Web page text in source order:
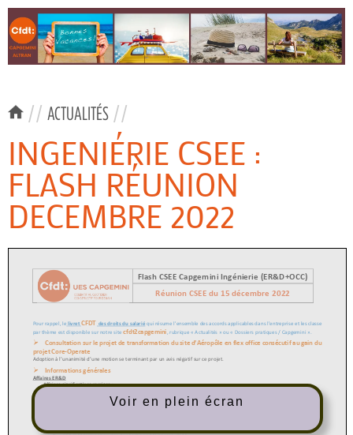
// ACTUALITÉS //
INGENIÉRIE CSEE :
FLASH RÉUNION
DECEMBRE 2022
Voir en plein écran